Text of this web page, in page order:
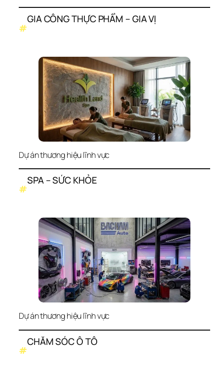
#
GIA CÔNG THỰC PHẨM – GIA VỊ
Dự án thương hiệu lĩnh vực
#
SPA – SỨC KHỎE
Dự án thương hiệu lĩnh vực
#
CHĂM SÓC Ô TÔ